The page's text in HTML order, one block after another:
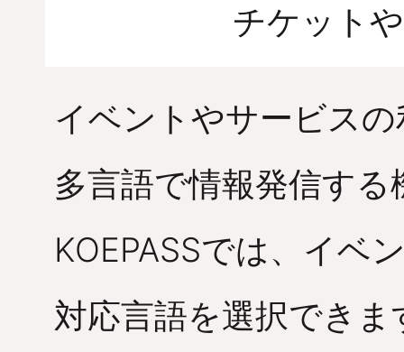
チケット
イベントやサービス
多言語で情報発信す
KOEPASSでは、イベ
対応言語を選択できま